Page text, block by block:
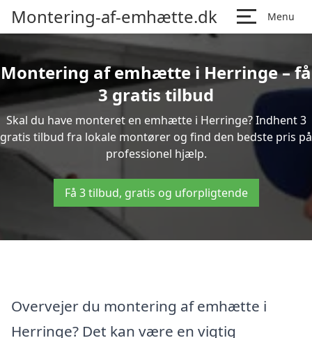
Montering-af-emhætte.dk Menu
Montering af emhætte i Herringe – få
3 gratis tilbud
Skal du have monteret en emhætte i Herringe? Indhent 3
gratis tilbud fra lokale montører og find den bedste pris på
professionel hjælp.
Få 3 tilbud, gratis og uforpligtende
Overvejer du montering af emhætte i
Herringe? Det kan være en vigtig